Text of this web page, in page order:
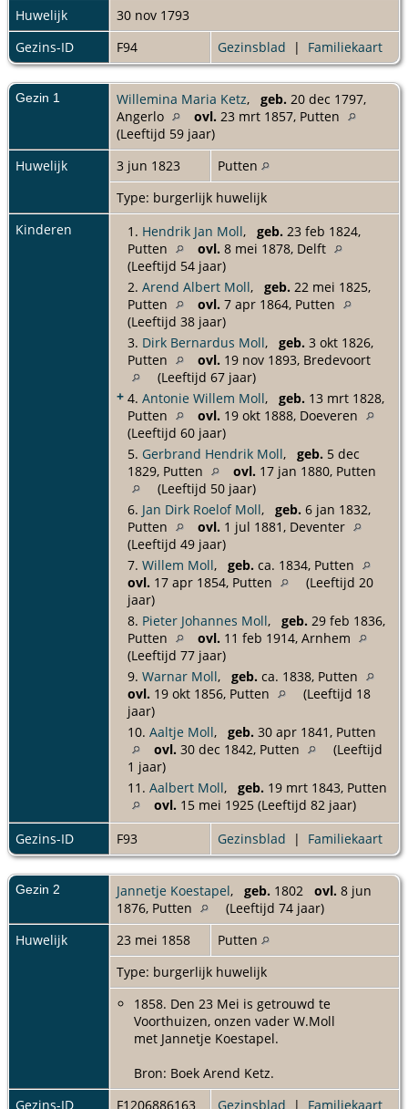
Huwelijk
30 nov 1793
Gezins-ID
F94 Gezinsblad | Familiekaart
Gezin 1 Willemina Maria Ketz, geb. 20 dec 1797,
Angerlo
ovl. 23 mrt 1857, Putten
(Leeftijd 59 jaar)
Huwelijk
3 jun 1823
Putten
Type: burgerlijk huwelijk
Kinderen
1. Hendrik Jan Moll, geb. 23 feb 1824,
Putten
ovl. 8 mei 1878, Delft
(Leeftijd 54 jaar)
2. Arend Albert Moll, geb. 22 mei 1825,
Putten
ovl. 7 apr 1864, Putten
(Leeftijd 38 jaar)
3. Dirk Bernardus Moll, geb. 3 okt 1826,
Putten
ovl. 19 nov 1893, Bredevoort
(Leeftijd 67 jaar)
+ 4. Antonie Willem Moll, geb. 13 mrt 1828,
Putten
ovl. 19 okt 1888, Doeveren
(Leeftijd 60 jaar)
5. Gerbrand Hendrik Moll, geb. 5 dec
1829, Putten
ovl. 17 jan 1880, Putten
(Leeftijd 50 jaar)
6. Jan Dirk Roelof Moll, geb. 6 jan 1832,
Putten
ovl. 1 jul 1881, Deventer
(Leeftijd 49 jaar)
7. Willem Moll, geb. ca. 1834, Putten
ovl. 17 apr 1854, Putten
(Leeftijd 20
jaar)
8. Pieter Johannes Moll, geb. 29 feb 1836,
Putten
ovl. 11 feb 1914, Arnhem
(Leeftijd 77 jaar)
9. Warnar Moll, geb. ca. 1838, Putten
ovl. 19 okt 1856, Putten
(Leeftijd 18
jaar)
10. Aaltje Moll, geb. 30 apr 1841, Putten
ovl. 30 dec 1842, Putten
(Leeftijd
1 jaar)
11. Aalbert Moll, geb. 19 mrt 1843, Putten
ovl. 15 mei 1925 (Leeftijd 82 jaar)
Gezins-ID
F93 Gezinsblad | Familiekaart
Gezin 2 Jannetje Koestapel, geb. 1802 ovl. 8 jun
1876, Putten
(Leeftijd 74 jaar)
Huwelijk
23 mei 1858
Putten
Type: burgerlijk huwelijk
1858. Den 23 Mei is getrouwd te
Voorthuizen, onzen vader W.Moll
met Jannetje Koestapel.
Bron: Boek Arend Ketz.
Gezins-ID
F1206886163 Gezinsblad | Familiekaart